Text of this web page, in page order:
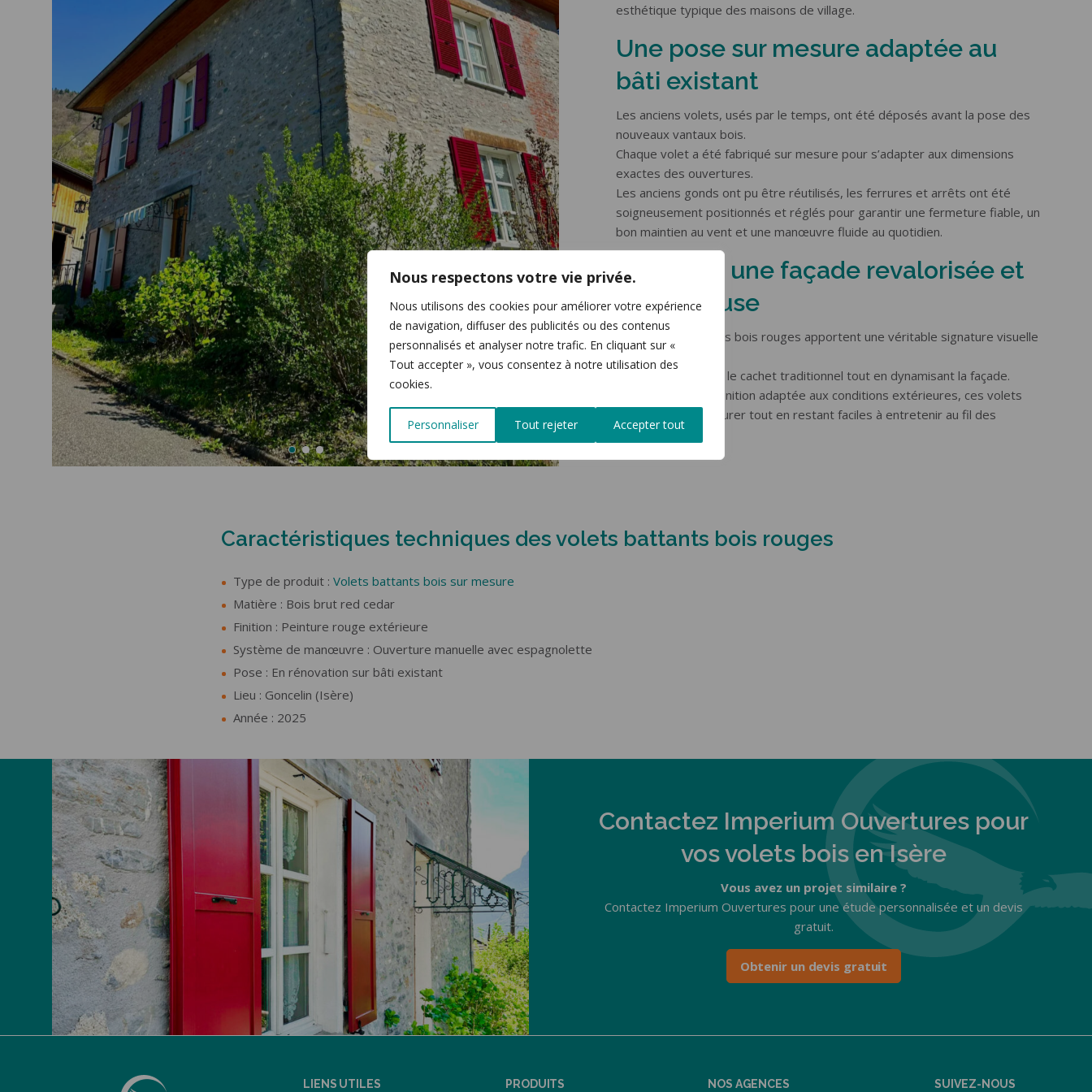
Nous respectons votre vie privée.
Nous utilisons des cookies pour améliorer votre expérience
de navigation, diffuser des publicités ou des contenus
personnalisés et analyser notre trafic. En cliquant sur «
Tout accepter », vous consentez à notre utilisation des
cookies.
Personnaliser Tout rejeter Accepter tout
esthétique typique des maisons de village.
Une pose sur mesure adaptée au
bâti existant
Les anciens volets, usés par le temps, ont été déposés avant la pose des
nouveaux vantaux bois.
Chaque volet a été fabriqué sur mesure pour s’adapter aux dimensions
exactes des ouvertures.
Les anciens gonds ont pu être réutilisés, les ferrures et arrêts ont été
soigneusement positionnés et réglés pour garantir une fermeture fiable, un
bon maintien au vent et une manœuvre fluide au quotidien.
Résultat : une façade revalorisée et
chaleureuse
Les nouveaux volets bois rouges apportent une véritable signature visuelle
à la maison.
La couleur renforce le cachet traditionnel tout en dynamisant la façade.
Protégés par une finition adaptée aux conditions extérieures, ces volets
sont conçus pour durer tout en restant faciles à entretenir au fil des
années.
Caractéristiques techniques des volets battants bois rouges
Type de produit : Volets battants bois sur mesure
Matière : Bois brut red cedar
Finition : Peinture rouge extérieure
Système de manœuvre : Ouverture manuelle avec espagnolette
Pose : En rénovation sur bâti existant
Lieu : Goncelin (Isère)
Année : 2025
Contactez Imperium Ouvertures pour
vos volets bois en Isère
Vous avez un projet similaire ?
Contactez Imperium Ouvertures pour une étude personnalisée et un devis
gratuit.
Obtenir un devis gratuit
LIENS UTILES PRODUITS NOS AGENCES SUIVEZ-NOUS